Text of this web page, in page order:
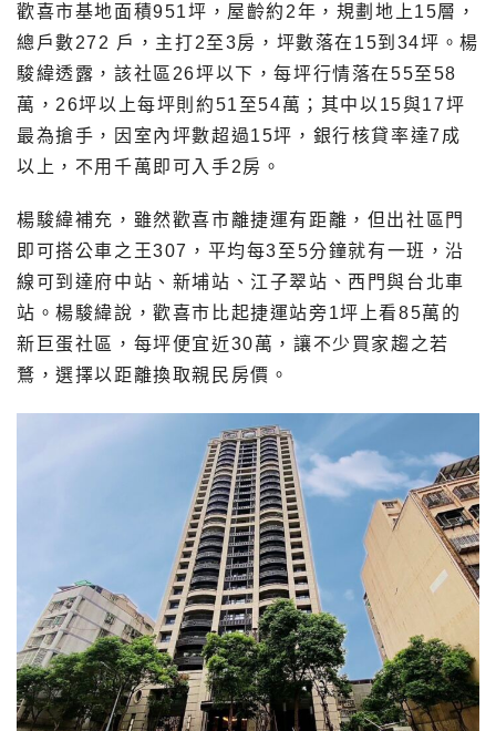
歡喜市基地面積951坪，屋齡約2年，規劃地上15層，
總戶數272 戶，主打2至3房，坪數落在15到34坪。楊
駿緯透露，該社區26坪以下，每坪行情落在55至58
萬，26坪以上每坪則約51至54萬；其中以15與17坪
最為搶手，因室內坪數超過15坪，銀行核貸率達7成
以上，不用千萬即可入手2房。
楊駿緯補充，雖然歡喜市離捷運有距離，但出社區門
即可搭公車之王307，平均每3至5分鐘就有一班，沿
線可到達府中站、新埔站、江子翠站、西門與台北車
站。楊駿緯說，歡喜市比起捷運站旁1坪上看85萬的
新巨蛋社區，每坪便宜近30萬，讓不少買家趨之若
鶩，選擇以距離換取親民房價。